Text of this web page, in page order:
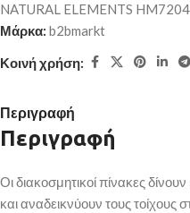
NATURAL ELEMENTS
Μάρκα: b2bmarkt
Κοινή χρήση:
Περιγραφή
Περιγραφή
Οι διακοσμητικοί πίνακες
και αναδεικνύουν τους τοίχους